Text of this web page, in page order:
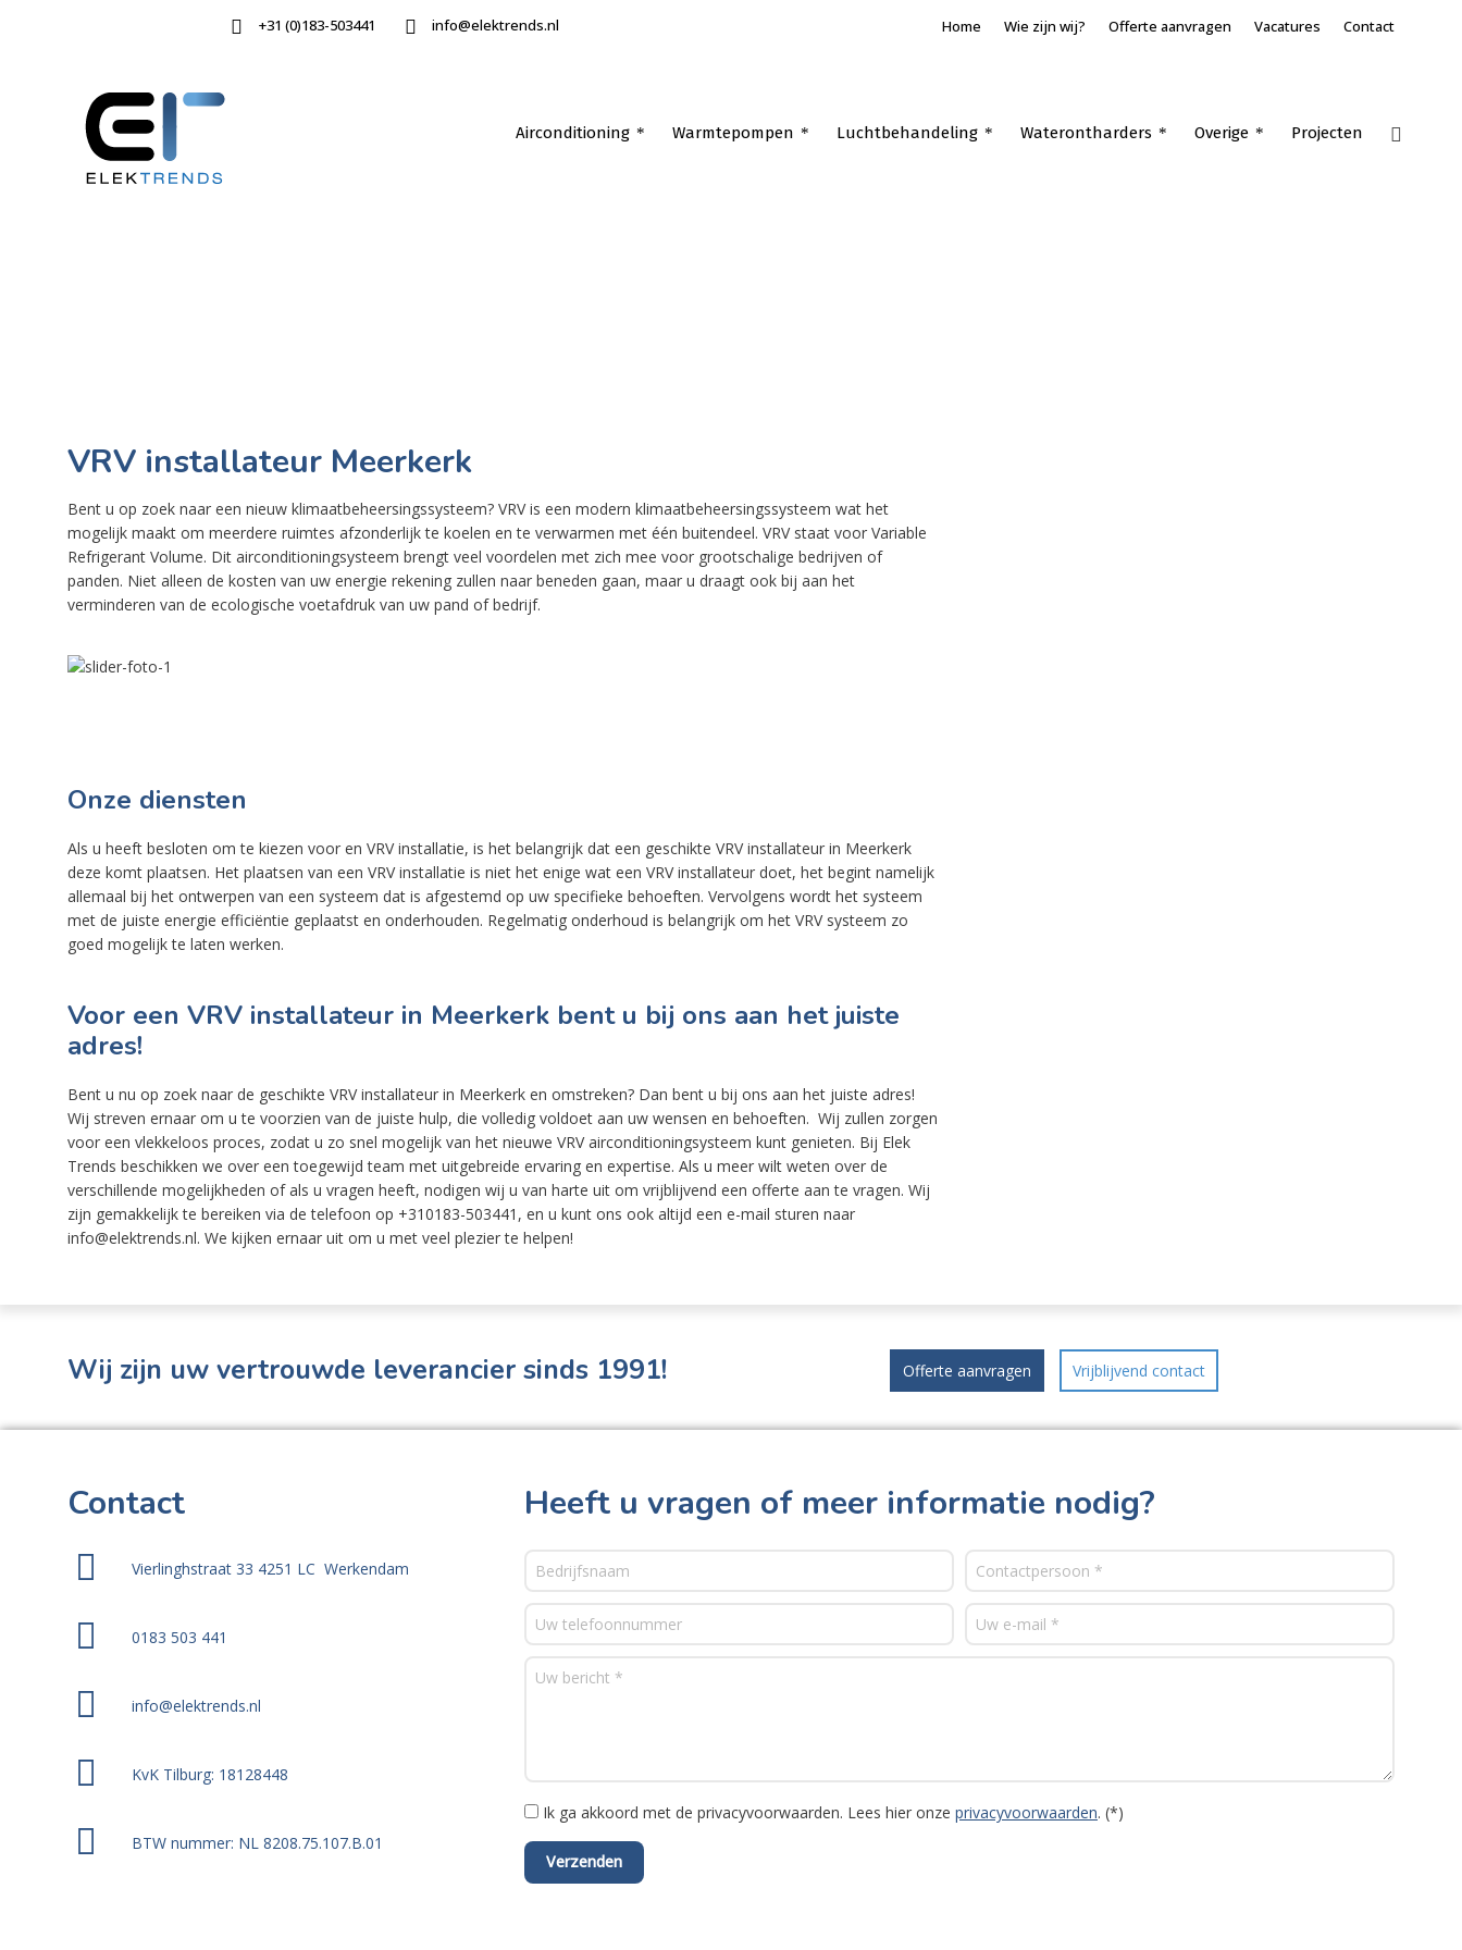
+31 (0)183-503441 info@elektrends.nl Home Wie zijn wij? Offerte aanvragen Vacatures Contact
Airconditioning Warmtepompen Luchtbehandeling Waterontharders Overige Projecten
VRV installateur Meerkerk
Bent u op zoek naar een nieuw klimaatbeheersingssysteem? VRV is een modern klimaatbeheersingssysteem wat het
mogelijk maakt om meerdere ruimtes afzonderlijk te koelen en te verwarmen met één buitendeel. VRV staat voor Variable
Refrigerant Volume. Dit airconditioningsysteem brengt veel voordelen met zich mee voor grootschalige bedrijven of
panden. Niet alleen de kosten van uw energie rekening zullen naar beneden gaan, maar u draagt ook bij aan het
verminderen van de ecologische voetafdruk van uw pand of bedrijf.
Onze diensten
Als u heeft besloten om te kiezen voor en VRV installatie, is het belangrijk dat een geschikte VRV installateur in Meerkerk
deze komt plaatsen. Het plaatsen van een VRV installatie is niet het enige wat een VRV installateur doet, het begint namelijk
allemaal bij het ontwerpen van een systeem dat is afgestemd op uw specifieke behoeften. Vervolgens wordt het systeem
met de juiste energie efficiëntie geplaatst en onderhouden. Regelmatig onderhoud is belangrijk om het VRV systeem zo
goed mogelijk te laten werken.
Voor een VRV installateur in Meerkerk bent u bij ons aan het juiste
adres!
Bent u nu op zoek naar de geschikte VRV installateur in Meerkerk en omstreken? Dan bent u bij ons aan het juiste adres!
Wij streven ernaar om u te voorzien van de juiste hulp, die volledig voldoet aan uw wensen en behoeften. Wij zullen zorgen
voor een vlekkeloos proces, zodat u zo snel mogelijk van het nieuwe VRV airconditioningsysteem kunt genieten. Bij Elek
Trends beschikken we over een toegewijd team met uitgebreide ervaring en expertise. Als u meer wilt weten over de
verschillende mogelijkheden of als u vragen heeft, nodigen wij u van harte uit om vrijblijvend een offerte aan te vragen. Wij
zijn gemakkelijk te bereiken via de telefoon op +310183-503441, en u kunt ons ook altijd een e-mail sturen naar
info@elektrends.nl. We kijken ernaar uit om u met veel plezier te helpen!
Wij zijn uw vertrouwde leverancier sinds 1991! Offerte aanvragen Vrijblijvend contact
Contact
Vierlinghstraat 33 4251 LC Werkendam
0183 503 441
info@elektrends.nl
KvK Tilburg: 18128448
BTW nummer: NL 8208.75.107.B.01
Heeft u vragen of meer informatie nodig?
Ik ga akkoord met de privacyvoorwaarden. Lees hier onze privacyvoorwaarden. (*)